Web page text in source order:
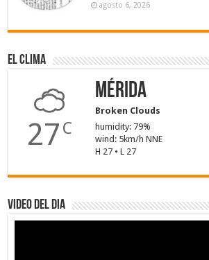
agosto 6, 2026
El Clima
27 C
Mérida
Broken Clouds
humidity: 79%
wind: 5km/h NNE
H 27 • L 27
Video del dia